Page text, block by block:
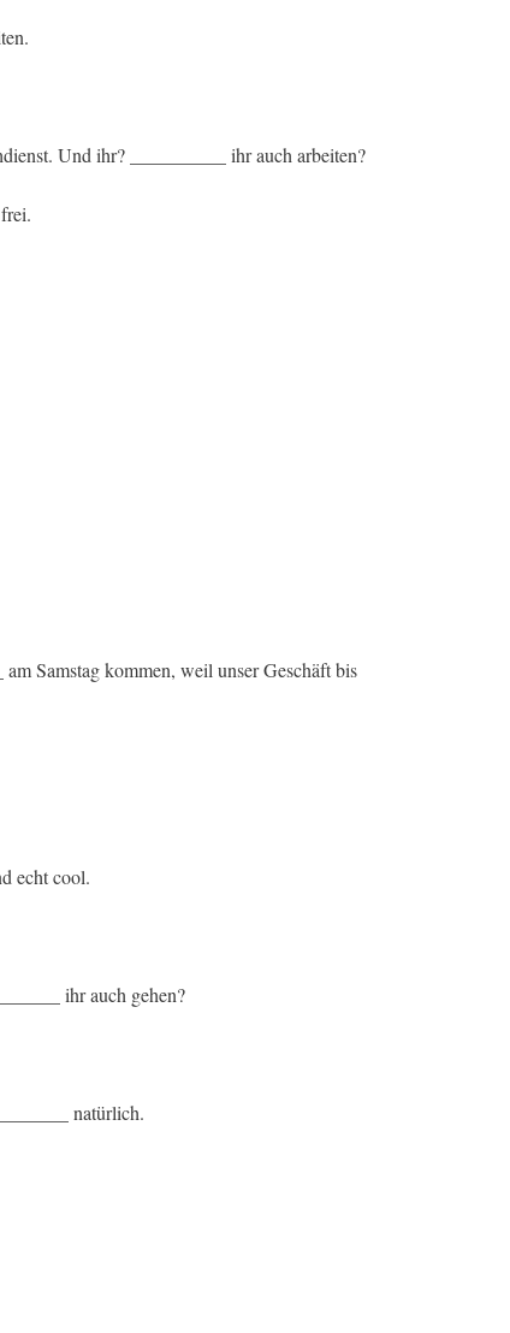
Und ihr? __________ ihr auch arbeiten?
Samstag kommen, weil unser Geschäft bis
echt cool.
ihr auch gehen?
natürlich.